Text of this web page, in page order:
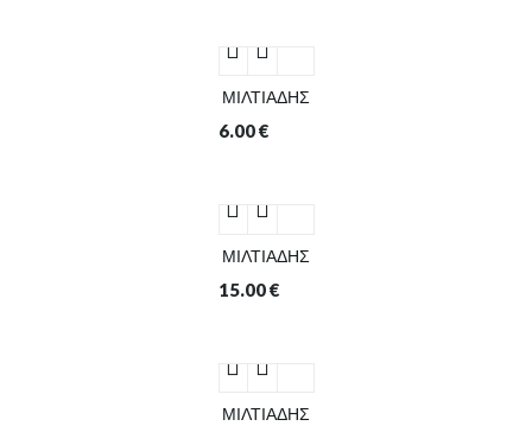
ΜΙΛΤΙΑΔΗΣ
6.00€
ΜΙΛΤΙΑΔΗΣ
15.00€
ΜΙΛΤΙΑΔΗΣ